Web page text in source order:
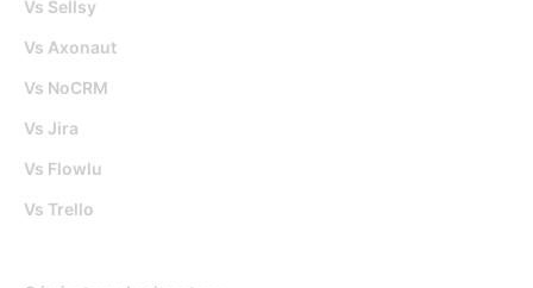
Vs Sellsy
Vs Axonaut
Vs NoCRM
Vs Jira
Vs Flowlu
Vs Trello